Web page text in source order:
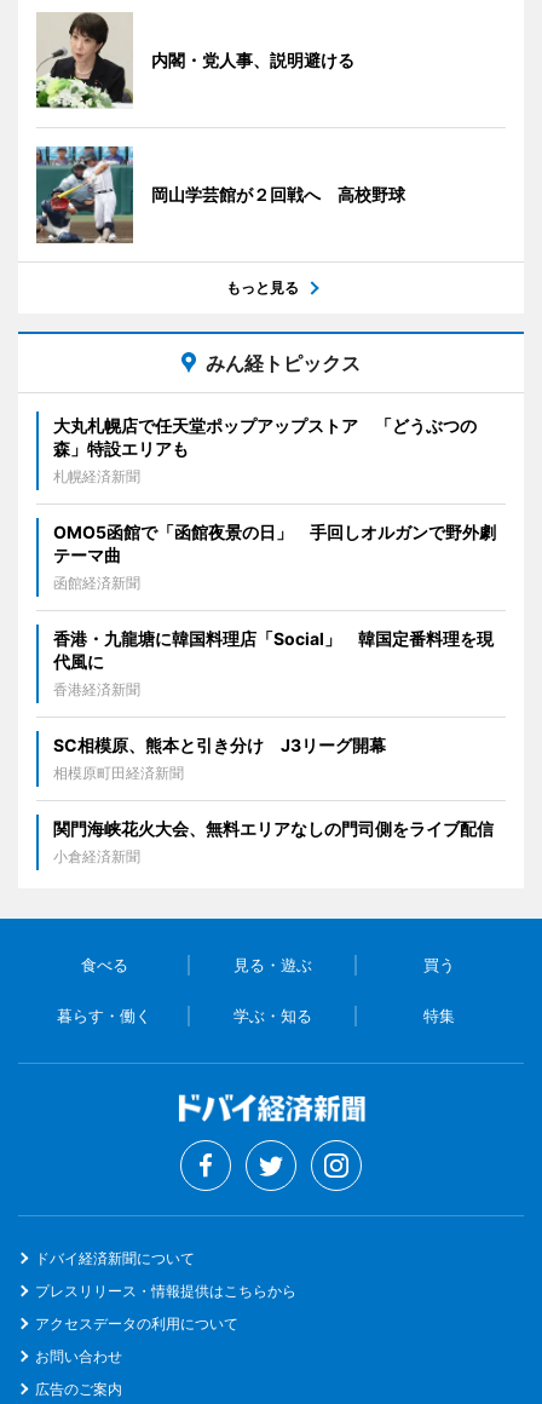
内閣・党人事、説明避ける
岡山学芸館が２回戦へ 高校野球
もっと見る
みん経トピックス
大丸札幌店で任天堂ポップアップストア 「どうぶつの
森」特設エリアも
札幌経済新聞
OMO5函館で「函館夜景の日」 手回しオルガンで野外劇
テーマ曲
函館経済新聞
香港・九龍塘に韓国料理店「Social」 韓国定番料理を現
代風に
香港経済新聞
SC相模原、熊本と引き分け J3リーグ開幕
相模原町田経済新聞
関門海峡花火大会、無料エリアなしの門司側をライブ配信
小倉経済新聞
食べる 見る・遊ぶ 買う
暮らす・働く 学ぶ・知る 特集
ドバイ経済新聞について
プレスリリース・情報提供はこちらから
アクセスデータの利用について
お問い合わせ
広告のご案内